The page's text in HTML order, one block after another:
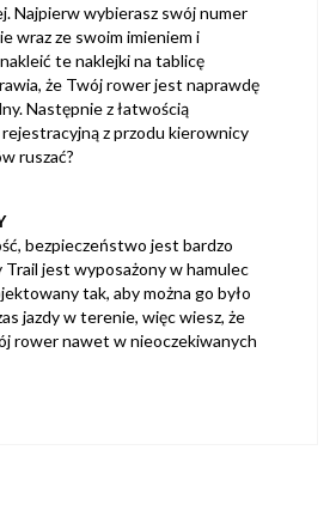
Najpierw wybierasz swój numer
wraz ze swoim imieniem i
te naklejki na tablicę
że Twój rower jest naprawdę
Następnie z łatwością
z przodu kierownicy
ruszać?
bezpieczeństwo jest bardzo
Trail jest wyposażony w hamulec
tak, aby można go było
jazdy w terenie, więc wiesz, że
rower nawet w nieoczekiwanych